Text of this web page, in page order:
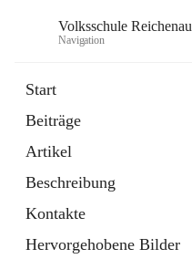
Volksschule Reichenau
Navigation
Start
Beiträge
Artikel
Beschreibung
Kontakte
Hervorgehobene Bilder
Externe Webseite
in
Tab
Toni Klix Maustraining
Externe Webseite
öffnet
in
neuem
Tab